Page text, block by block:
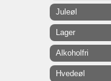
Juleøl
Lager
Alkoholfri
Hvedeøl